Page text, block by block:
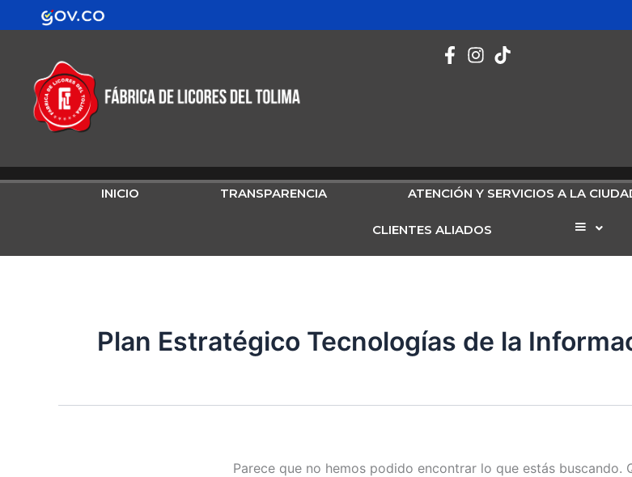
contenido
al
INICIO TRANSPARENCIA ATENCIÓN Y SERVICIOS A LA
CLIENTES ALIADOS Elemento
menú
Plan Estratégico Tecnologías de la
Parece que no hemos podido encontrar lo que estás buscando.